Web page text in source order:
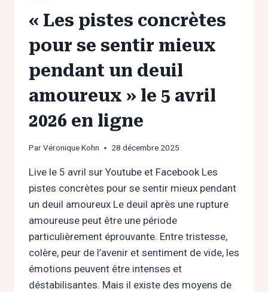
« Les pistes concrètes
pour se sentir mieux
pendant un deuil
amoureux » le 5 avril
2026 en ligne
ParVéronique Kohn 28 décembre 2025
Live le 5 avril sur Youtube et Facebook Les
pistes concrètes pour se sentir mieux pendant
un deuil amoureux Le deuil après une rupture
amoureuse peut être une période
particulièrement éprouvante. Entre tristesse,
colère, peur de l’avenir et sentiment de vide, les
émotions peuvent être intenses et
déstabilisantes. Mais il existe des moyens de